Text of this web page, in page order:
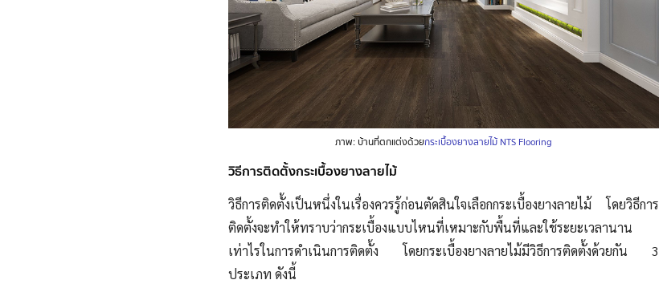
ภาพ: บ้านที่ตกแต่งด้วยกระเบื้องยางลายไม้ NTS Flooring
วิธีการติดตั้งกระเบื้องยางลายไม้
วิธีการติดตั้งเป็นหนึ่งในเรื่องควรรู้ก่อนตัดสินใจเลือกกระเบื้องยางลายไม้ โดยวิธีการ
ติดตั้งจะทำให้ทราบว่ากระเบื้องแบบไหนที่เหมาะกับพื้นที่และใช้ระยะเวลานาน
เท่าไรในการดำเนินการติดตั้ง โดยกระเบื้องยางลายไม้มีวิธีการติดตั้งด้วยกัน 3
ประเภท ดังนี้